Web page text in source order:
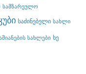
სამზარეულო
საძინებელი სახლი
სახლები ხე